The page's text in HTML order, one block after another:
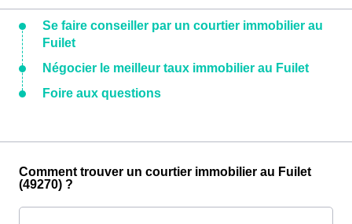
Se faire conseiller par un courtier immobilier au
Fuilet
Négocier le meilleur taux immobilier au Fuilet
Foire aux questions
Comment trouver un courtier immobilier au Fuilet
(49270) ?